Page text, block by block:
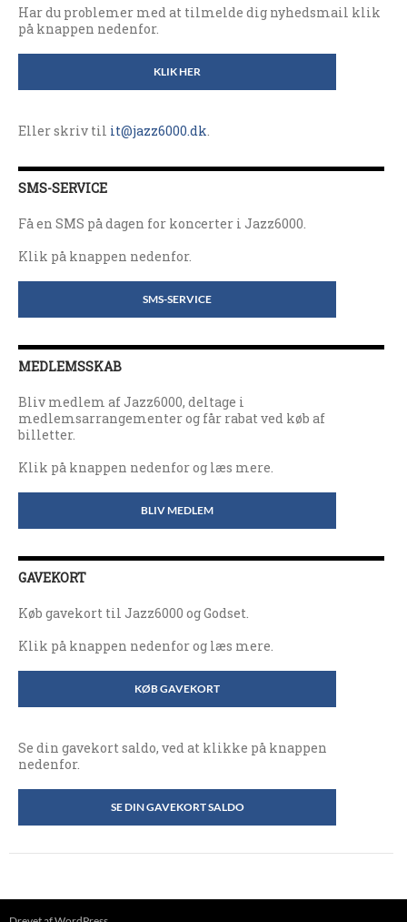
Har du problemer med at tilmelde dig nyhedsmail klik
på knappen nedenfor.
KLIK HER
Eller skriv til it@jazz6000.dk.
SMS-SERVICE
Få en SMS på dagen for koncerter i Jazz6000.
Klik på knappen nedenfor.
SMS-SERVICE
MEDLEMSSKAB
Bliv medlem af Jazz6000, deltage i
medlemsarrangementer og får rabat ved køb af
billetter.
Klik på knappen nedenfor og læs mere.
BLIV MEDLEM
GAVEKORT
Køb gavekort til Jazz6000 og Godset.
Klik på knappen nedenfor og læs mere.
KØB GAVEKORT
Se din gavekort saldo, ved at klikke på knappen
nedenfor.
SE DIN GAVEKORT SALDO